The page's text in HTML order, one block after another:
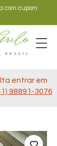
com cupom
entrar em
98891-3076